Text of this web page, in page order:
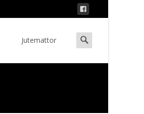
Jutemattor
Search
for: